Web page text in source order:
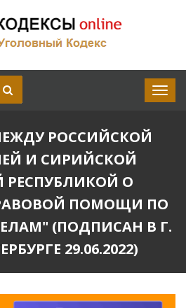
РОССИЙСКОЙ
И СИРИЙСКОЙ
РЕСПУБЛИКОЙ О
ПОМОЩИ ПО
(ПОДПИСАН В Г.
29.06.2022)